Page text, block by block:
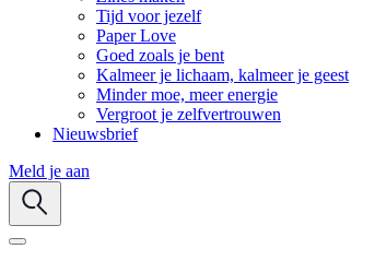
Tijd voor jezelf
Paper Love
Goed zoals je bent
Kalmeer je lichaam, kalmeer je geest
Minder moe, meer energie
Vergroot je zelfvertrouwen
Nieuwsbrief
Meld je aan